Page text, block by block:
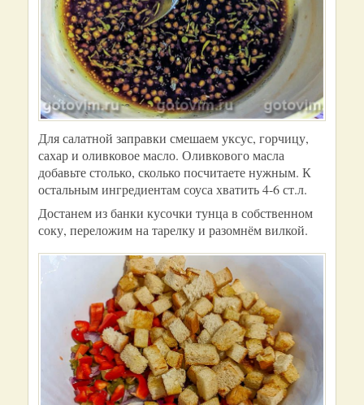
Для салатной заправки смешаем уксус, горчицу,
сахар и оливковое масло. Оливкового масла
добавьте столько, сколько посчитаете нужным. К
остальным ингредиентам соуса хватить 4-6 ст.л.
Достанем из банки кусочки тунца в собственном
соку, переложим на тарелку и разомнём вилкой.